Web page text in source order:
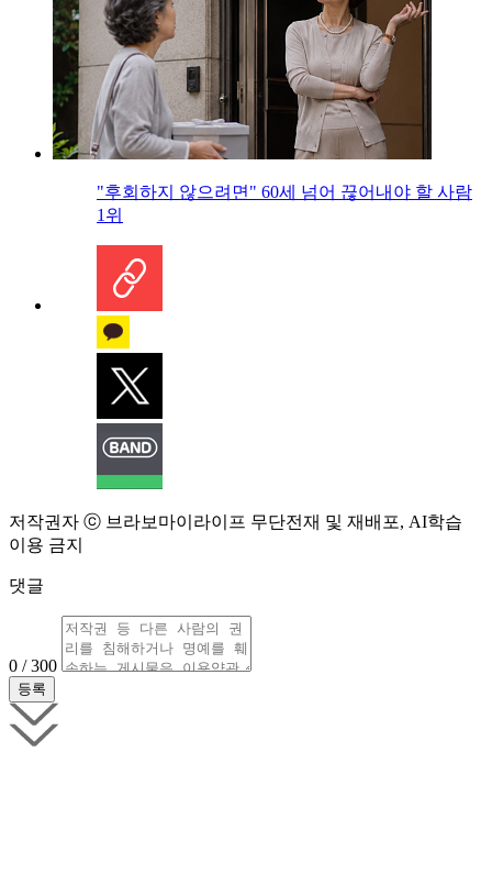
"후회하지 않으려면" 60세 넘어 끊어내야 할 사람
1위
저작권자 ⓒ 브라보마이라이프 무단전재 및 재배포, AI학습
이용 금지
댓글
0 / 300